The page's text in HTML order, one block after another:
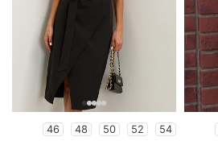
46 48 50 52 54